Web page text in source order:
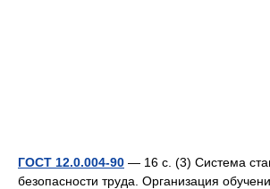
ГОСТ 12.0.004-90 — 16 с. (3) Система
безопасности труда. Организация